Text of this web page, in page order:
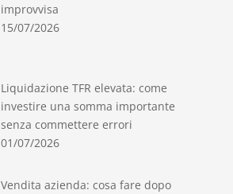
improvvisa
15/07/2026
Liquidazione TFR elevata: come
investire una somma importante
senza commettere errori
01/07/2026
Vendita azienda: cosa fare dopo